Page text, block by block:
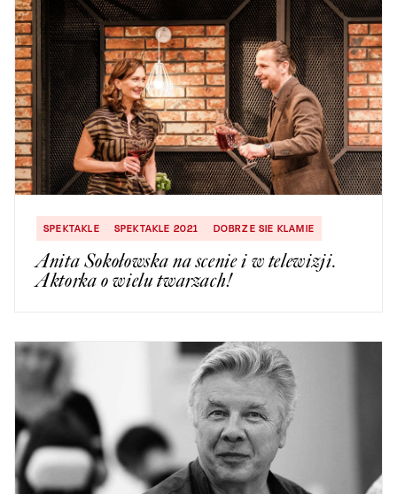
SPEKTAKLE SPEKTAKLE 2021 DOBRZE SIE KLAMIE
Anita Sokołowska na scenie i w telewizji.
Aktorka o wielu twarzach!